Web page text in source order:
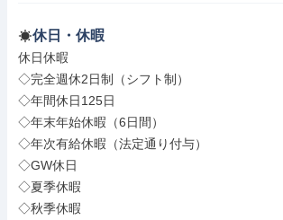
休日・休暇
休日休暇
◇完全週休2日制（シフト制）
◇年間休日125日
◇年末年始休暇（6日間）
◇年次有給休暇（法定通り付与）
◇GW休日
◇夏季休暇
◇秋季休暇